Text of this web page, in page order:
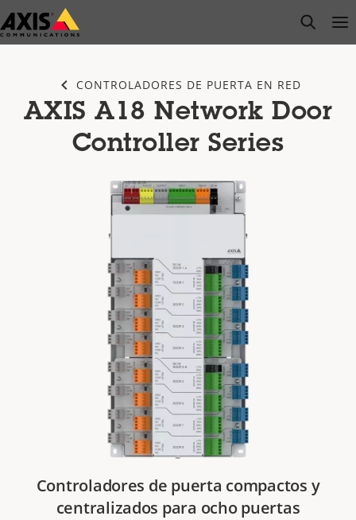
Saltar
al
open
CONTROLADORES DE PUERTA EN RED
AXIS A18 Network Door
Controller Series
Controladores de puerta compactos y
centralizados para ocho puertas